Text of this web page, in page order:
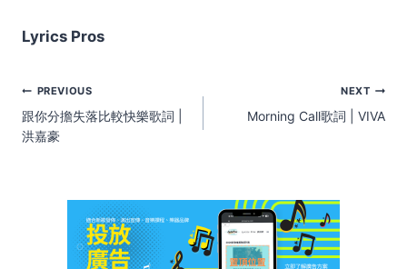
Lyrics Pros
Post
navigation
PREVIOUS
跟你分擔失落比較快樂歌詞 |
洪嘉豪
NEXT
Morning Call歌詞 | VIVA